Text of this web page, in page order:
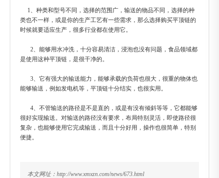
1、种类和型号不同，选择的范围广，输送的物品不同，选择的种
类也不一样，或是你的生产工艺有一些需求，那么选择购买平顶链的
时候就要适应生产，很多行业都在使用它。
2、能够用水冲洗，十分容易清洁，浸泡也没有问题，食品领域都
是使用这种平顶链，是很干净的。
3、它有强大的输送能力，能够承载的负荷也很大，很重的物体也
能够输送，例如发电机等，平顶链十分结实，也很实用。
4、不管输送的路径是不是直的，或是有没有倾斜等等，它都能够
很好实现输送。对输送的路径没有要求，布局特别灵活，即使路径很
复杂，也能够使用它完成输送，而且十分好用，操作也很简单，特别
便捷。
本文网址：http://www.xmxzn.com/news/673.html